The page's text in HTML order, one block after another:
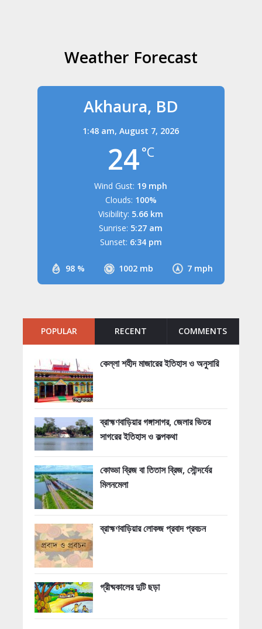
Weather Forecast
Akhaura, BD
1:48 am,August 7, 2026
24°C
98 % 1002 mb 7 mph
Wind Gust: 19 mph
Clouds: 100%
Visibility: 5.66 km
Sunrise: 5:27 am
Sunset: 6:34 pm
POPULAR RECENT COMMENTS
কেল্লা শহীদ মাজারের ইতিহাস ও অনুসারি
ব্রাহ্মণবাড়িয়ার গঙ্গাসাগর, জেলার ভিতর
সাগরের ইতিহাস ও কল্পকথা
কোড্ডা ব্রিজ বা তিতাস ব্রিজ, সৌন্দর্যের
মিলনমেলা
ব্রাহ্মণবাড়িয়ার লোকজ প্রবাদ প্রবচন
গ্রীষ্মকালের দুটি ছড়া